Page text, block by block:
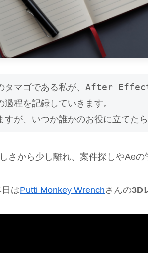
タマゴである私が、After
過程を記録していきます。
が、いつか誰かのお役に立てたら
さから少し離れ、案件探しやAeの
はPutti Monkey Wrenchさんの3D